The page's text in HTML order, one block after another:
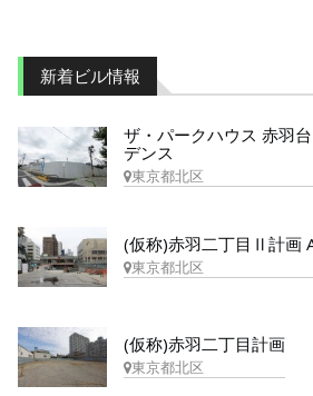
新着ビル情報
ザ・パークハウス 赤羽
デンス
東京都北区
(仮称)赤羽二丁目Ⅱ計画
東京都北区
(仮称)赤羽二丁目計画
東京都北区